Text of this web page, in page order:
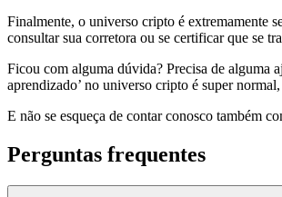
Finalmente, o universo cripto é extremamente
consultar sua corretora ou se certificar que se
Ficou com alguma dúvida? Precisa de alguma
aprendizado’ no universo cripto é super
E não se esqueça de contar conosco também
Perguntas frequentes